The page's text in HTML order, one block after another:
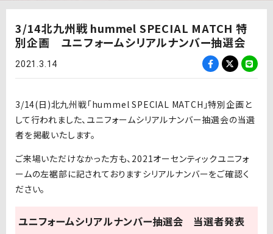
3/14北九州戦 hummel SPECIAL MATCH 特
別企画 ユニフォームシリアルナンバー抽選会
2021.3.14
3/14(日)北九州戦「hummel SPECIAL MATCH」特別企画と
して行われました、ユニフォームシリアルナンバー抽選会の当選
者を掲載いたします。
ご来場いただけなかった方も、2021オーセンティックユニフォ
ームの左裾部に記されておりますシリアルナンバーをご確認く
ださい。
ユニフォームシリアルナンバー抽選会 当選者発表